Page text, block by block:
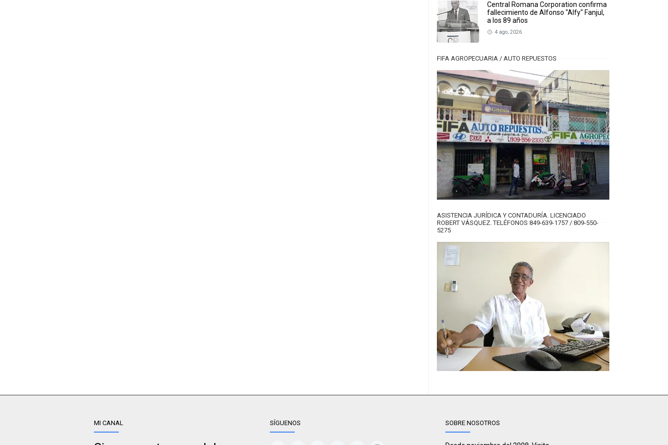
Central Romana Corporation confirma
fallecimiento de Alfonso "Alfy" Fanjul,
a los 89 años
4 ago, 2026
FIFA AGROPECUARIA / AUTO REPUESTOS
ASISTENCIA JURÍDICA Y CONTADURÍA. LICENCIADO
ROBERT VÁSQUEZ. TELÉFONOS 849-639-1757 / 809-550-
5275
MI CANAL SÍGUENOS SOBRE NOSOTROS